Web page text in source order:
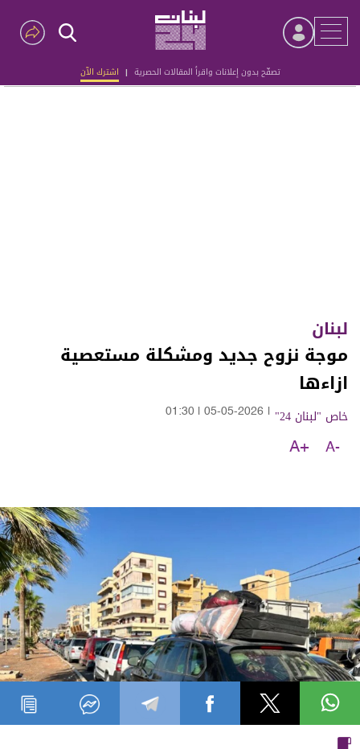
تصفّح بدون إعلانات واقرأ المقالات الحصرية | اشترك الآن
Advertisement
لبنان
موجة نزوح جديد ومشكلة مستعصية
ازاءها
خاص "لبنان 24" 05-05-2026
01:30
A-
A+